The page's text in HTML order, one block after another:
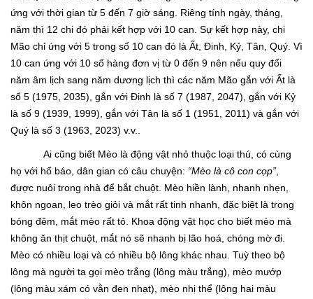
ứng với thời gian từ 5 đến 7 giờ sáng. Riêng tính ngày, tháng,
năm thì 12 chi đó phải kết hợp với 10 can. Sự kết hợp này, chi
Mão chỉ ứng với 5 trong số 10 can đó là Ất, Đinh, Kỷ, Tân, Quý. Vì
10 can ứng với 10 số hàng đơn vị từ 0 đến 9 nên nếu quy đổi
năm âm lịch sang năm dương lịch thì các năm Mão gắn với Ất là
số 5 (1975, 2035), gắn với Đinh là số 7 (1987, 2047), gắn với Kỷ
là số 9 (1939, 1999), gắn với Tân là số 1 (1951, 2011) và gắn với
Quý là số 3 (1963, 2023) v.v..
Ai cũng biết Mèo là động vật nhỏ thuộc loại thú, có cùng
họ với hổ báo, dân gian có câu chuyện: “Mèo là cô con cọp”
được nuôi trong nhà để bắt chuột. Mèo hiền lành, nhanh nhẹn,
khôn ngoan, leo trèo giỏi và mắt rất tinh nhanh, đặc biệt là trong
bóng đêm, mắt mèo rất tỏ. Khoa động vật học cho biết mèo mà
không ăn thịt chuột, mắt nó sẽ nhanh bị lão hoá, chóng mờ đi.
Mèo có nhiều loại và có nhiều bộ lông khác nhau. Tuỳ theo bộ
lông mà người ta gọi mèo trắng (lông màu trắng), mèo mướp
(lông màu xám có vằn đen nhạt), mèo nhị thể (lông hai màu